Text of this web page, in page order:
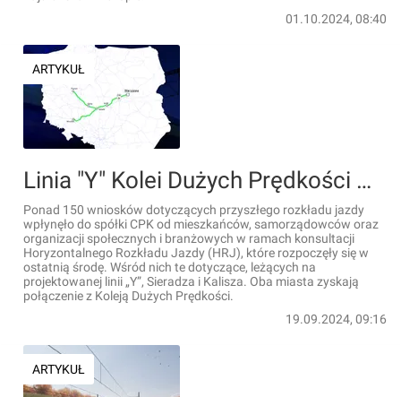
01.10.2024, 08:40
ARTYKUŁ
Linia "Y" Kolei Dużych Prędkości w konsultacjach HRJ. Impuls również dla Sieradza i Kalisza
Ponad 150 wniosków dotyczących przyszłego rozkładu jazdy
wpłynęło do spółki CPK od mieszkańców, samorządowców oraz
organizacji społecznych i branżowych w ramach konsultacji
Horyzontalnego Rozkładu Jazdy (HRJ), które rozpoczęły się w
ostatnią środę. Wśród nich te dotyczące, leżących na
projektowanej linii „Y”, Sieradza i Kalisza. Oba miasta zyskają
połączenie z Koleją Dużych Prędkości.
19.09.2024, 09:16
ARTYKUŁ